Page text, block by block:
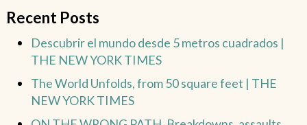
Recent Posts
Descubrir el mundo desde 5 metros cuadrados |
THE NEW YORK TIMES
The World Unfolds, from 50 square feet | THE
NEW YORK TIMES